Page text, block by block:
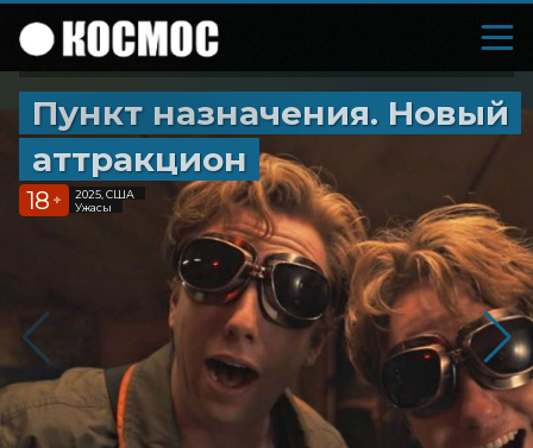
Пункт назначения. Новый
аттракцион
18 +
2025, США
Ужасы